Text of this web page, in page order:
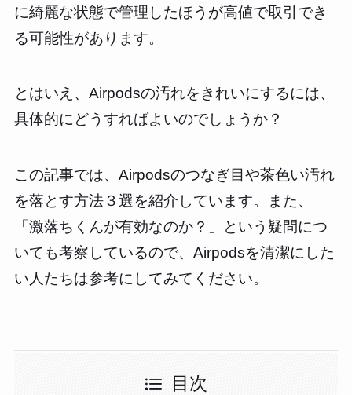
に綺麗な状態で管理したほうが高値で取引でき
る可能性があります。
とはいえ、Airpodsの汚れをきれいにするには、
具体的にどうすればよいのでしょうか？
この記事では、Airpodsのつなぎ目や茶色い汚れ
を落とす方法３選を紹介しています。また、
「激落ちくんが有効なのか？」という疑問につ
いても考察しているので、Airpodsを清潔にした
い人たちは参考にしてみてください。
目次